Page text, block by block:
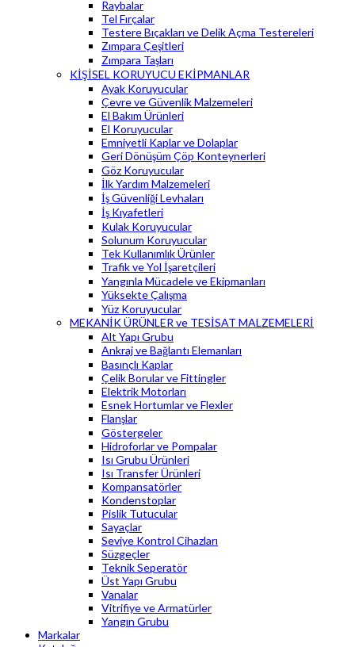
Raybalar
Tel Fırçalar
Testere Bıçakları ve Delik Açma Testereleri
Zımpara Çeşitleri
Zımpara Taşları
KİŞİSEL KORUYUCU EKİPMANLAR
Ayak Koruyucular
Çevre ve Güvenlik Malzemeleri
El Bakım Ürünleri
El Koruyucular
Emniyetli Kaplar ve Dolaplar
Geri Dönüşüm Çöp Konteynerleri
Göz Koruyucular
İlk Yardım Malzemeleri
İş Güvenliği Levhaları
İş Kıyafetleri
Kulak Koruyucular
Solunum Koruyucular
Tek Kullanımlık Ürünler
Trafik ve Yol İşaretçileri
Yangınla Mücadele ve Ekipmanları
Yüksekte Çalışma
Yüz Koruyucular
MEKANİK ÜRÜNLER ve TESİSAT MALZEMELERİ
Alt Yapı Grubu
Ankraj ve Bağlantı Elemanları
Basınçlı Kaplar
Çelik Borular ve Fittingler
Elektrik Motorları
Esnek Hortumlar ve Flexler
Flanşlar
Göstergeler
Hidroforlar ve Pompalar
Isı Grubu Ürünleri
Isı Transfer Ürünleri
Kompansatörler
Kondenstoplar
Pislik Tutucular
Sayaçlar
Seviye Kontrol Cihazları
Süzgeçler
Teknik Seperatör
Üst Yapı Grubu
Vanalar
Vitrifiye ve Armatürler
Yangın Grubu
Markalar